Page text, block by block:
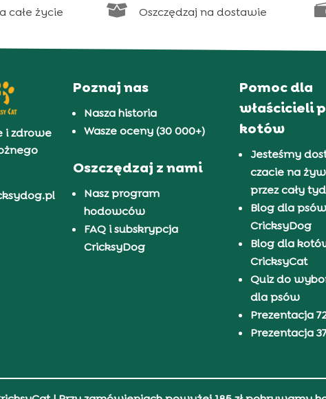
całe życie  Oszczędzaj na dostawie
i zdrowe
Poznaj nas
Nasza historia
Wasze oceny (30 000+)
Oszczędzaj z nami
Nasz program
hodowców
FAQ i subskrypcja
CricksyDog
Pomoc dla
właścicieli
kotów
Jesteśmy
czacie na
przez cały
Blog dla psów
CricksyDog
Blog dla
CricksyCat
Quiz do
dla psów
Prezentacja
Prezentacja